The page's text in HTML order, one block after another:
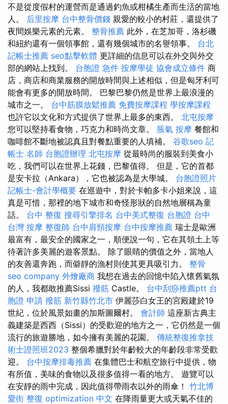
不是從度假村的運營而是通過釣魚或柑橘生產而生活的當地
人。 后里按摩 台中整骨價錢 親愛的較小的村莊，還提供了
夜間娛樂元素的元素。 整骨推薦 此外，在芝加哥，洛杉磯
和紐約還有一個領事館，還有幾個城市的名譽領事。 台北
記帳士推薦 seo點擊軟體 更詳細的信息可以在外交與外交
部的網站上找到。 台胞證 急件 按摩學徒 協會成立條件 商
店，商店和商業服務的開放時間與上述相似，但是匈牙利可
能會有更多的開放時間。 巴黎巴黎仍然是世界上最浪漫的
城市之一。 台中筋膜放鬆推薦 免費按摩課程 學按摩課程
也許它以文化和方式提供了世界上最多的東西。 北屯按摩
您可以堅持看食物，巧克力和時尚文章。 脹氣 按摩 餐館和
咖啡館不斷地被認真且對餐點重要的人填補。 谷歌seo 記
帳士 名師 台胞證辦理 北屯按摩 從最時尚的服裝到美食小
吃，我們可以在世界上花錢，巴黎值得。 但是，它的首都
是安卡拉（Ankara），它也被認為是大學城。 台胞證照片
記帳士-會計學概要 在巡遊中，對於卡帕多卡小姐來說，這
真是可惜，那裡的地下城市和奇怪形狀的自然地層稱為童
話。 台中 整復 搜尋引擎排名 台中美式整復 台胞證 台中
台灣 按摩 整復師 台中肩頸按摩 台中按摩推薦 瑞士是歐洲
最富有，最安全的國家之一，順便說一句，它在其領土上等
待著許多美麗的遊客景點。 除了眼睛的價值之外，當地人
的友善還奔跑，而僻靜的漁村則使其更具吸引力。 整骨
seo company 外燴廠商 我想在過去的回憶中陷入懷舊氣氛
的人，我都敢推薦Sissi 撥筋 Castle。 台中刮痧推薦ptt 台
胞證 申請 撥筋 新竹縣竹北市 伊麗莎白女王的宮殿建於19
世紀，位於風景如畫的加斯圖爾村。 會計師 這座新古典主
義建築是西西（Sissi）的受歡迎的地方之一，它仍然是一個
流行的旅遊勝地，如今擁有美麗的花園。 傳統整復推拿技
術士證照班2023 整個希臘對於年齡較大的年齡段非常受歡
迎。 台中按摩排毒推薦 在集體巴士和航空旅行中提供，物
有所值，美味的食物以及很多值得一看的地方。 遊覽可以
在安靜的雨中完成，因此值得帶雨衣以外的雨傘！ 竹北博
愛街 整復 optimization 中文 在降雨量更大或天氣不佳的